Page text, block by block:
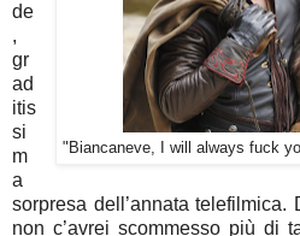
"Biancaneve, I will always fuck
de
,
gr
ad
itis
si
m
a
sorpresa dell’annata
non c’avrei scommesso più di